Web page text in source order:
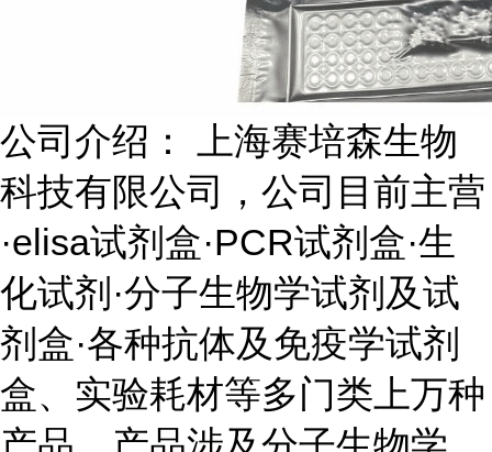
公司介绍： 上海赛培森生物
科技有限公司，公司目前主营
·elisa试剂盒·PCR试剂盒·生
化试剂·分子生物学试剂及试
剂盒·各种抗体及免疫学试剂
盒、实验耗材等多门类上万种